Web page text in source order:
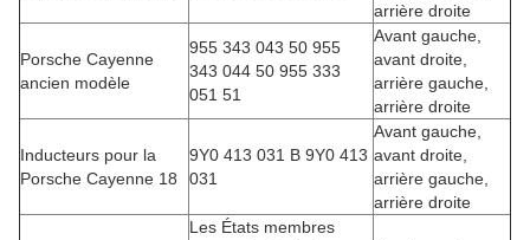
arrière droite
Porsche Cayenne
ancien modèle
955 343 043 50 955
343 044 50 955 333
051 51
Avant gauche,
avant droite,
arrière gauche,
arrière droite
Inducteurs pour la
Porsche Cayenne 18
9Y0 413 031 B 9Y0 413
031
Avant gauche,
avant droite,
arrière gauche,
arrière droite
Les États membres